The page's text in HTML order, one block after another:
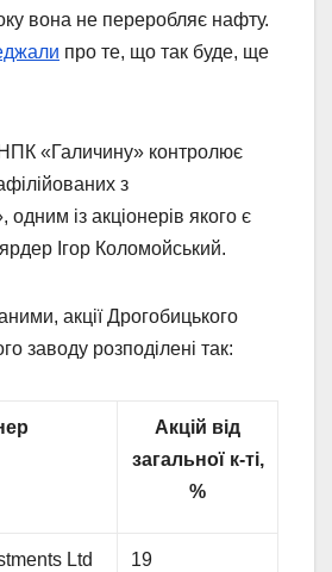
вона не переробляє нафту.
про те, що так буде, ще
«Галичину» контролює
з
із акціонерів якого є
Ігор Коломойський.
акції Дрогобицького
заводу розподілені так:
Акцій від
загальної к-ті,
%
Ltd 19